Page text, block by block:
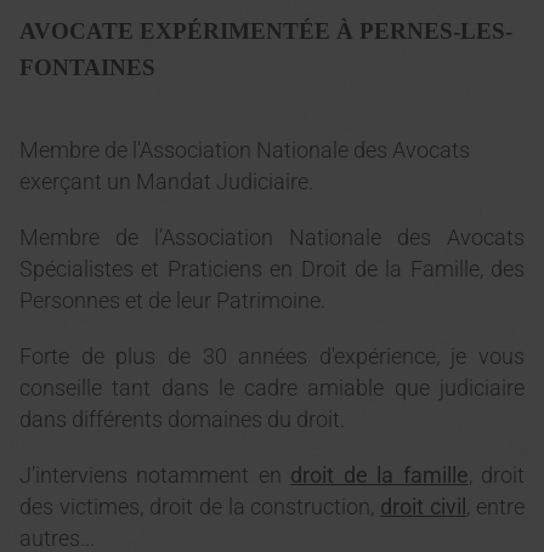
AVOCATE EXPÉRIMENTÉE À PERNES-LES-
FONTAINES
Membre de l'Association Nationale des Avocats
exerçant un Mandat Judiciaire.
Membre de l’Association Nationale des Avocats
Spécialistes et Praticiens en Droit de la Famille, des
Personnes et de leur Patrimoine.
Forte de plus de 30 années d'expérience, je vous
conseille tant dans le cadre amiable que judiciaire
dans différents domaines du droit.
J’interviens notamment en droit de la famille, droit
des victimes, droit de la construction, droit civil , entre
autres...